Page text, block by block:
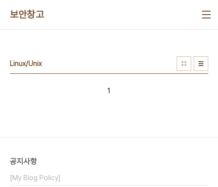
보안창고
Linux/Unix
1
공지사항
[My Blog Policy]